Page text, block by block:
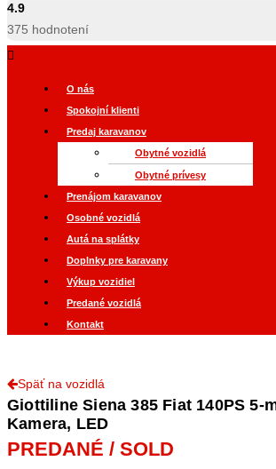
4.9
375 hodnotení
O nás
Spokojní klienti
Predaj karavanov
Obytné vozidlá
Obytné prívesy
Prenájom karavanov
Osobné vozidlá
Autá na splátky
Doplnky pre karavany
Výkup vozidiel
Predané vozidlá
Kontakt
Späť na vozidlá
Giottiline Siena 385 Fiat 140PS 5-
Kamera, LED
PREDANÉ / SOLD